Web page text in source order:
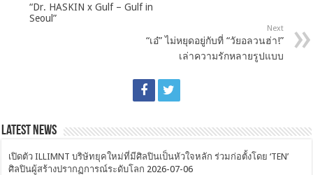
“Dr. HASKIN x Gulf – Gulf in
Seoul”
Next
“เอ๋” ไม่หยุดอยู่กับที่ “วัยอลวนฮ่า!”
เล่าความรักหลายรูปแบบ
Latest News
เปิดตัว ILLIMNT บริษัทยุคใหม่ที่มีศิลปินเป็นหัวใจหลัก ร่วมก่อตั้งโดย ‘TEN’
ศิลปินผู้สร้างปรากฏการณ์ระดับโลก 2026-07-06